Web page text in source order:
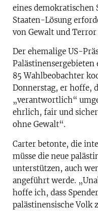
eines demokratischen
Staaten-Lösung
von Gewalt und
Der ehemalige US-
85 Wahlbeobachter
Donnerstag, er hoffe,
„verantwortlich“
ehrlich, fair und
ohne Gewalt“.
Carter betonte, die
müsse die neue
unterstützen, auch
angeführt werde.
hoffe ich, dass
palästinensische Volk